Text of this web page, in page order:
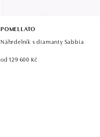
POMELLATO
Náhrdelník s diamanty Sabbia
od 129 600 Kč